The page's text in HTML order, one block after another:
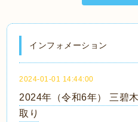
インフォメーション
2024-01-01 14:44:00
2024年（令和6年） 三碧
取り